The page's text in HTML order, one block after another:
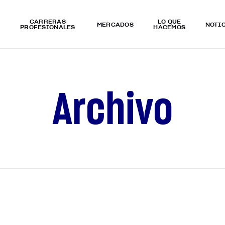
CARRERAS
PROFESIONALES MERCADOS LO QUÉ
HACEMOS
Archivo